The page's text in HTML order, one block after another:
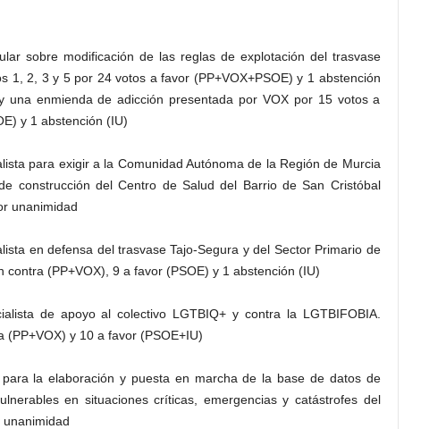
sobre modificación de las reglas de explotación del trasvase
1, 2, 3 y 5 por 24 votos a favor (PP+VOX+PSOE) y 1 abstención
una enmienda de adicción presentada por VOX por 15 votos a
y 1 abstención (IU)
para exigir a la Comunidad Autónoma de la Región de Murcia
construcción del Centro de Salud del Barrio de San Cristóbal
unanimidad
en defensa del trasvase Tajo-Segura y del Sector Primario de
contra (PP+VOX), 9 a favor (PSOE) y 1 abstención (IU)
de apoyo al colectivo LGTBIQ+ y contra la LGTBIFOBIA.
y 10 a favor (PSOE+IU)
la elaboración y puesta en marcha de la base de datos de
en situaciones críticas, emergencias y catástrofes del